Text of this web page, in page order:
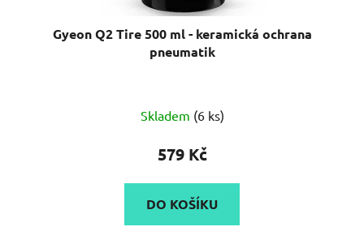
Gyeon Q2 Tire 500 ml - keramická ochrana
pneumatik
Skladem (6 ks)
579 Kč
DO KOŠÍKU